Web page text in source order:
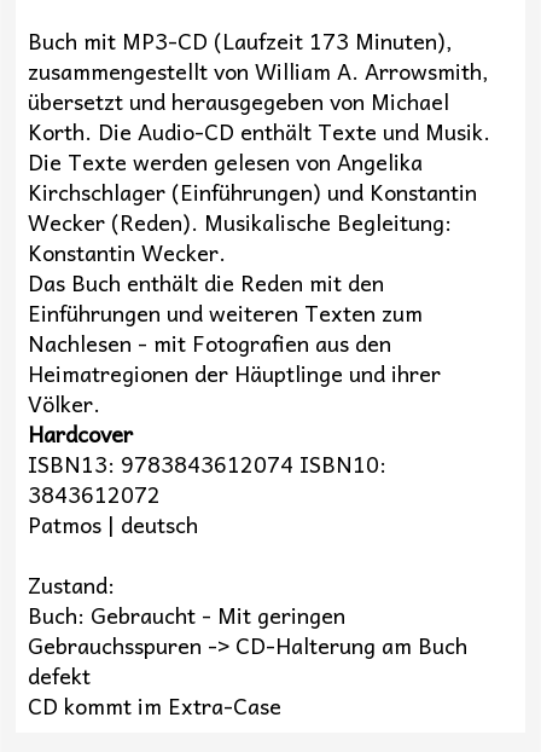
Buch mit MP3-CD (Laufzeit 173 Minuten),
zusammengestellt von William A. Arrowsmith,
übersetzt und herausgegeben von Michael
Korth. Die Audio-CD enthält Texte und Musik.
Die Texte werden gelesen von Angelika
Kirchschlager (Einführungen) und Konstantin
Wecker (Reden). Musikalische Begleitung:
Konstantin Wecker.
Das Buch enthält die Reden mit den
Einführungen und weiteren Texten zum
Nachlesen - mit Fotografien aus den
Heimatregionen der Häuptlinge und ihrer
Völker.
Hardcover
ISBN13: 9783843612074 ISBN10:
3843612072
Patmos | deutsch
Zustand:
Buch: Gebraucht - Mit geringen
Gebrauchsspuren -> CD-Halterung am Buch
defekt
CD kommt im Extra-Case